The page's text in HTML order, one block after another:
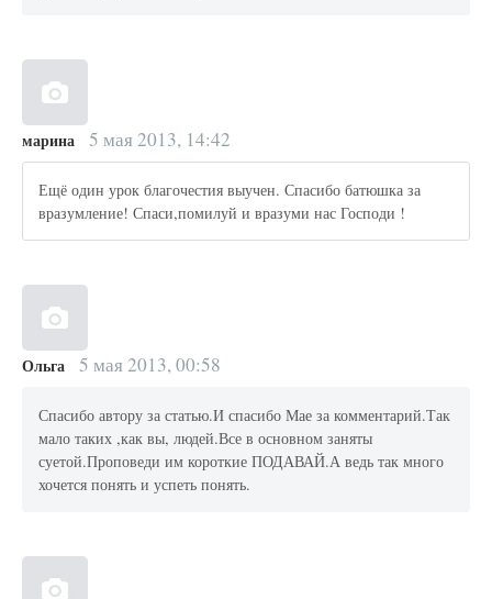
марина 5 мая 2013, 14:42
Ещё один урок благочестия выучен. Спасибо батюшка за
вразумление! Спаси,помилуй и вразуми нас Господи !
Ольга 5 мая 2013, 00:58
Спасибо автору за статью.И спасибо Мае за комментарий.Так
мало таких ,как вы, людей.Все в основном заняты
суетой.Проповеди им короткие ПОДАВАЙ.А ведь так много
хочется понять и успеть понять.